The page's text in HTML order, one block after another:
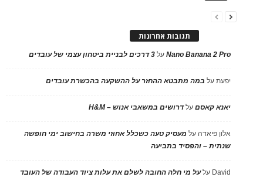
תגובות אחרונות
Nano Banana 2 Proעל 3 דרכים לבניית ביטחון עצמי של עובדים
יפעתעל במה מתבטא ההחזר על ההשקעה בהכשרת עובדים
יאנא קאסםעלדרושים במשאבי אנוש – H&M
אלון פיאדה על מעסיק טעה כשכלל אחוזי משרה בחישוב ימי חופשה
שנתית – והפסיד בתביעה
David עלעל מי חלה החובה לשלם את עלות ציוד העבודה של העובד